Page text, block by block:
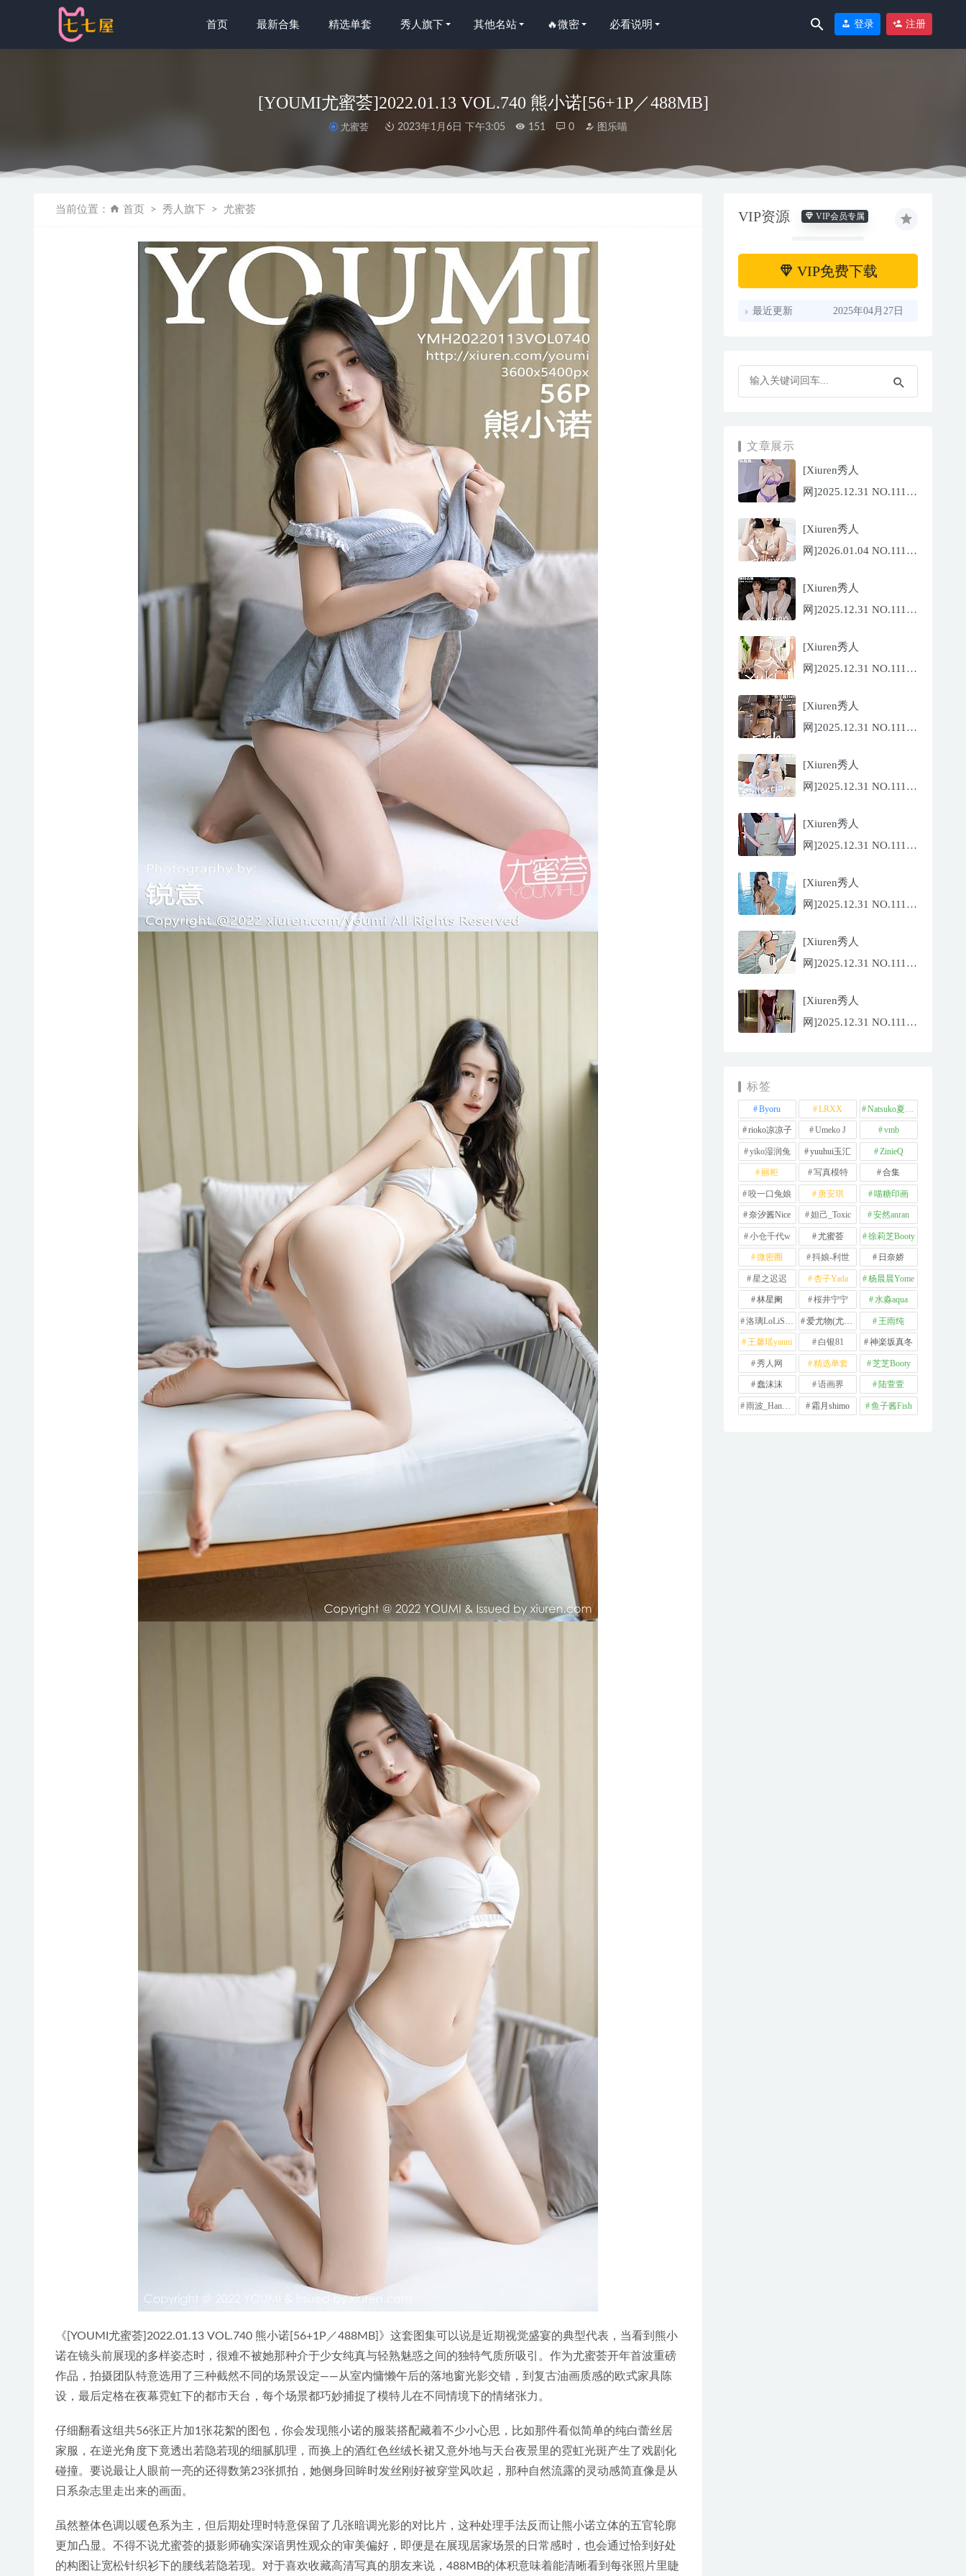
首页 最新合集 精选单套 秀人旗下 其他名站 🔥微密 必看说明 登录 注册
[YOUMI尤蜜荟]2022.01.13 VOL.740 熊小诺[56+1P／488MB]
尤蜜荟 2023年1月6日 下午3:05 151 0 图乐喵
当前位置： 首页 秀人旗下 尤蜜荟
《[YOUMI尤蜜荟]2022.01.13 VOL.740 熊小诺[56+1P／488MB]》这套图集可以说是近期视觉盛宴的典型代表，当看到熊小
诺在镜头前展现的多样姿态时，很难不被她那种介于少女纯真与轻熟魅惑之间的独特气质所吸引。作为尤蜜荟开年首波重磅
作品，拍摄团队特意选用了三种截然不同的场景设定——从室内慵懒午后的落地窗光影交错，到复古油画质感的欧式家具陈
设，最后定格在夜幕霓虹下的都市天台，每个场景都巧妙捕捉了模特儿在不同情境下的情绪张力。
仔细翻看这组共56张正片加1张花絮的图包，你会发现熊小诺的服装搭配藏着不少小心思，比如那件看似简单的纯白蕾丝居
家服，在逆光角度下竟透出若隐若现的细腻肌理，而换上的酒红色丝绒长裙又意外地与天台夜景里的霓虹光斑产生了戏剧化
碰撞。要说最让人眼前一亮的还得数第23张抓拍，她侧身回眸时发丝刚好被穿堂风吹起，那种自然流露的灵动感简直像是从
日系杂志里走出来的画面。
虽然整体色调以暖色系为主，但后期处理时特意保留了几张暗调光影的对比片，这种处理手法反而让熊小诺立体的五官轮廓
更加凸显。不得不说尤蜜荟的摄影师确实深谙男性观众的审美偏好，即便是在展现居家场景的日常感时，也会通过恰到好处
的构图让宽松针织衫下的腰线若隐若现。对于喜欢收藏高清写真的朋友来说，488MB的体积意味着能清晰看到每张照片里睫
VIP资源 VIP会员专属
VIP免费下载
最近更新 2025年04月27日
文章展示
[Xiuren秀人
网]2025.12.31 NO.11187
[Xiuren秀人
网]2026.01.04 NO.11189
_Thrive[71P/640.85MB]
[Xiuren秀人
网]2025.12.31 NO.11188
[Xiuren秀人
网]2025.12.31 NO.11185
Yuki[75P/942.33MB]
[Xiuren秀人
网]2025.12.31 NO.11186
Fish[79P/773.17MB]
[Xiuren秀人
网]2025.12.31 NO.11184
[82P/854.18MB]
[Xiuren秀人
网]2025.12.31 NO.11183
[Xiuren秀人
网]2025.12.31 NO.11182
[81P/959.10MB]
[Xiuren秀人
网]2025.12.31 NO.11180
[Xiuren秀人
网]2025.12.31 NO.11181
标签
Byoru LRXX Natsuko夏夏子
rioko凉凉子 Umeko J vmb
yiko湿润兔 yuuhui玉汇 ZinieQ
丽柜 写真模特 合集
咬一口兔娘 唐安琪 喵糖印画
奈汐酱Nice 妲己_Toxic 安然anran
小仓千代w 尤蜜荟 徐莉芝Booty
微密圈 抖娘-利世 日奈娇
星之迟迟 杏子Yada 杨晨晨Yome
林星阑 桜井宁宁 水淼aqua
洛璃LoLiSAMA 爱尤物(尤果网) 王雨纯
王馨瑶yanni 白银81 神楽坂真冬
秀人网 精选单套 芝芝Booty
蠢沫沫 语画界 陆萱萱
雨波_HaneAme 霜月shimo 鱼子酱Fish
秀人网 – 2020.09.21 VOL.2579 方子萱[96+1P870M] 2022-12-04
咬一口兔娘(yiko湿润兔) – 九月订阅『碧蓝档案·妃咲』胭脂 [85P1V 1.71GB]
秀人网 – 2021.04.06 VOL.3274 周于希Sandy[96+1P954M]